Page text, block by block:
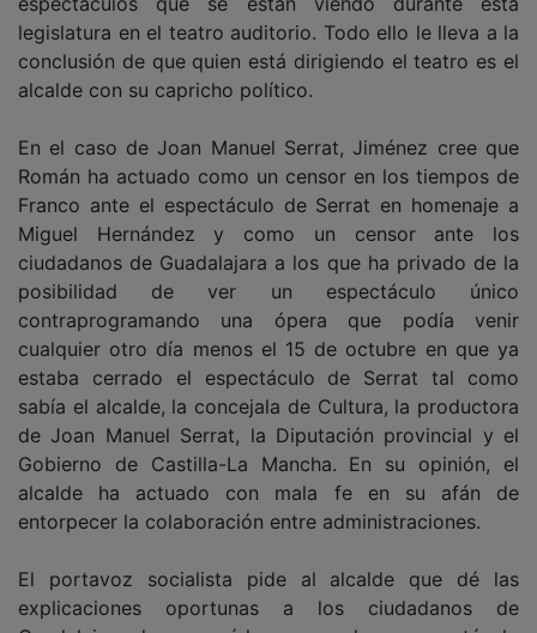
legislatura en el teatro auditorio. Todo ello le lleva a la
conclusión de que quien está dirigiendo el teatro es el
alcalde con su capricho político.
Román ha actuado como un censor en los tiempos de
Franco ante el espectáculo de Serrat en homenaje a
Miguel Hernández y como un censor ante los
ciudadanos de Guadalajara a los que ha privado de la
posibilidad de ver un espectáculo único
contraprogramando una ópera que podía venir
cualquier otro día menos el 15 de octubre en que ya
estaba cerrado el espectáculo de Serrat tal como
sabía el alcalde, la concejala de Cultura, la productora
de Joan Manuel Serrat, la Diputación provincial y el
Gobierno de Castilla-La Mancha. En su opinión, el
alcalde ha actuado con mala fe en su afán de
entorpecer la colaboración entre administraciones.
explicaciones oportunas a los ciudadanos de
Guadalajara de por qué ha censurado un espectáculo